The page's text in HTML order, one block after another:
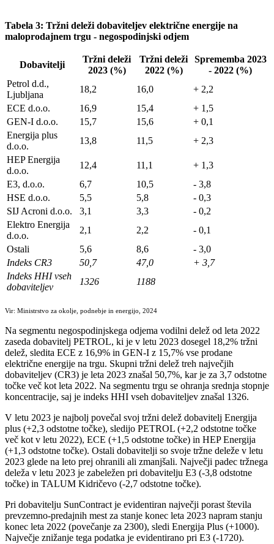
Tabela 3: Tržni deleži dobaviteljev električne energije na
maloprodajnem trgu - negospodinjski odjem
Dobavitelji
Tržni deleži
2023 (%)
Tržni deleži
2022 (%)
Sprememba 2023
- 2022 (%)
Petrol d.d.,
Ljubljana
18,2 16,0
+ 2,2
ECE d.o.o.
16,9 15,4
+ 1,5
GEN-I d.o.o.
15,7 15,6
+ 0,1
Energija plus
d.o.o.
13,8 11,5
+ 2,3
HEP Energija
d.o.o.
12,4 11,1
+ 1,3
E3, d.o.o.
6,7 10,5
- 3,8
HSE d.o.o.
5,5 5,8
- 0,3
SIJ Acroni d.o.o.
3,1 3,3
- 0,2
Elektro Energija
d.o.o.
2,1 2,2
- 0,1
Ostali
5,6 8,6
- 3,0
Indeks CR3
50,7 47,0
+ 3,7
Indeks HHI vseh
dobaviteljev
1326 1188
Vir: Ministrstvo za okolje, podnebje in energijo, 2024
Na segmentu negospodinjskega odjema vodilni delež od leta 2022
zaseda dobavitelj PETROL, ki je v letu 2023 dosegel 18,2% tržni
delež, sledita ECE z 16,9% in GEN-I z 15,7% vse prodane
električne energije na trgu. Skupni tržni delež treh največjih
dobaviteljev (CR3) je leta 2023 znašal 50,7%, kar je za 3,7 odstotne
točke več kot leta 2022. Na segmentu trgu se ohranja srednja stopnje
koncentracije, saj je indeks HHI vseh dobaviteljev znašal 1326.
V letu 2023 je najbolj povečal svoj tržni delež dobavitelj Energija
plus (+2,3 odstotne točke), sledijo PETROL (+2,2 odstotne točke
več kot v letu 2022), ECE (+1,5 odstotne točke) in HEP Energija
(+1,3 odstotne točke). Ostali dobavitelji so svoje tržne deleže v letu
2023 glede na leto prej ohranili ali zmanjšali. Največji padec tržnega
deleža v letu 2023 je zabeležen pri dobavitelju E3 (-3,8 odstotne
točke) in TALUM Kidričevo (-2,7 odstotne točke).
Pri dobavitelju SunContract je evidentiran največji porast števila
prevzemno-predajnih mest za stanje konec leta 2023 napram stanju
konec leta 2022 (povečanje za 2300), sledi Energija Plus (+1000).
Največje znižanje tega podatka je evidentirano pri E3 (-1720).